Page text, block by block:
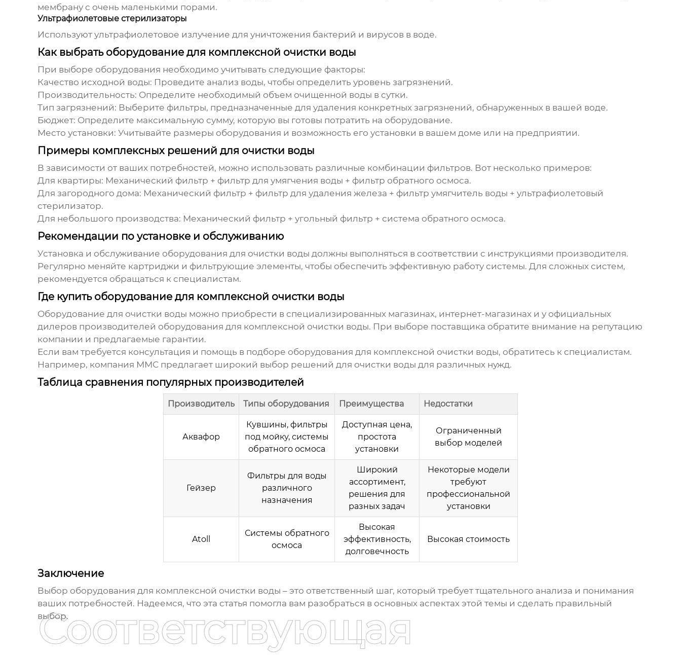
мембрану с очень маленькими порами.
Ультрафиолетовые стерилизаторы
Используют ультрафиолетовое излучение для уничтожения бактерий и вирусов в воде.
Как выбрать оборудование для комплексной очистки воды
При выборе оборудования необходимо учитывать следующие факторы:
Качество исходной воды: Проведите анализ воды, чтобы определить уровень загрязнений.
Производительность: Определите необходимый объем очищенной воды в сутки.
Тип загрязнений: Выберите фильтры, предназначенные для удаления конкретных загрязнений, обнаруженных в вашей воде.
Бюджет: Определите максимальную сумму, которую вы готовы потратить на оборудование.
Место установки: Учитывайте размеры оборудования и возможность его установки в вашем доме или на предприятии.
Примеры комплексных решений для очистки воды
В зависимости от ваших потребностей, можно использовать различные комбинации фильтров. Вот несколько примеров:
Для квартиры: Механический фильтр + фильтр для умягчения воды + фильтр обратного осмоса.
Для загородного дома: Механический фильтр + фильтр для удаления железа + фильтр умягчитель воды + ультрафиолетовый
стерилизатор.
Для небольшого производства: Механический фильтр + угольный фильтр + система обратного осмоса.
Рекомендации по установке и обслуживанию
Установка и обслуживание оборудования для очистки воды должны выполняться в соответствии с инструкциями производителя.
Регулярно меняйте картриджи и фильтрующие элементы, чтобы обеспечить эффективную работу системы. Для сложных систем,
рекомендуется обращаться к специалистам.
Где купить оборудование для комплексной очистки воды
Оборудование для очистки воды можно приобрести в специализированных магазинах, интернет-магазинах и у официальных
дилеров производителей оборудования для комплексной очистки воды. При выборе поставщика обратите внимание на репутацию
компании и предлагаемые гарантии.
Если вам требуется консультация и помощь в подборе оборудования для комплексной очистки воды, обратитесь к специалистам.
Например, компания ММСпредлагает широкий выбор решений для очистки воды для различных нужд.
Таблица сравнения популярных производителей
Производитель Типы оборудования Преимущества Недостатки
Аквафор
Кувшины, фильтры
под мойку, системы
обратного осмоса
Доступная цена,
простота
установки
Ограниченный
выбор моделей
Гейзер
Фильтры для воды
различного
назначения
Широкий
ассортимент,
решения для
разных задач
Некоторые модели
требуют
профессиональной
установки
Atoll
Системы обратного
осмоса
Высокая
эффективность,
долговечность
Высокая стоимость
Заключение
Выбор оборудования для комплексной очистки воды – это ответственный шаг, который требует тщательного анализа и понимания
ваших потребностей. Надеемся, что эта статья помогла вам разобраться в основных аспектах этой темы и сделать правильный
выбор.
Соответствующая